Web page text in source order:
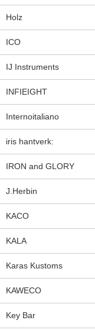
Holz
ICO
IJ Instruments
INFIEIGHT
Internoitaliano
iris hantverk:
IRON and GLORY
J.Herbin
KACO
KALA
Karas Kustoms
KAWECO
Key Bar